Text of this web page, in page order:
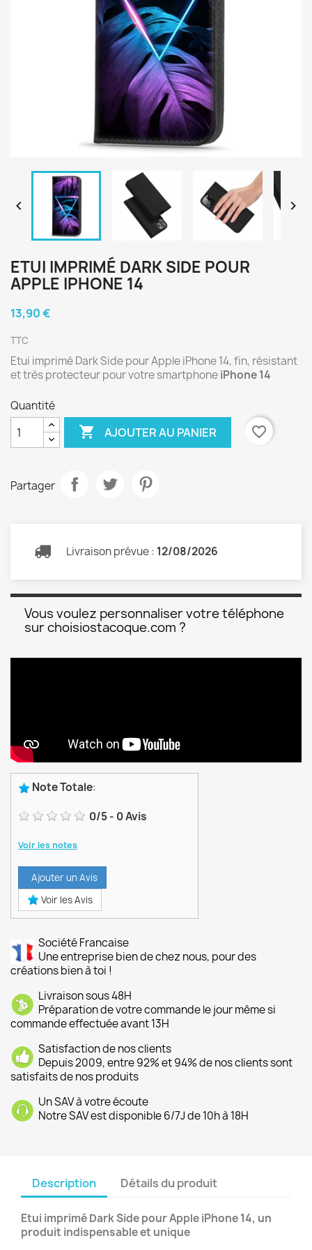
 
ETUI IMPRIMÉ DARK SIDE POUR
APPLE IPHONE 14
13,90 €
TTC
Etui imprimé Dark Side pour Apple iPhone 14, fin, résistant
et très protecteur pour votre smartphoneiPhone 14
Quantité
 AJOUTER AU PANIER favorite_border
Partager
Livraison prévue : 12/08/2026
Vous voulez personnaliser votre téléphone
sur choisiostacoque.com ?
Note Totale:
0/5- 0Avis
Voir les notes
Ajouter un Avis
Voir les Avis
Société Francaise
Une entreprise bien de chez nous, pour des
créations bien à toi !
Livraison sous 48H
Préparation de votre commande le jour même si
commande effectuée avant 13H
Satisfaction de nos clients
Depuis 2009, entre 92% et 94% de nos clients sont
satisfaits de nos produits
Un SAV à votre écoute
Notre SAV est disponible 6/7J de 10h à 18H
Description Détails du produit
Etui imprimé Dark Side pour Apple iPhone 14, un
produit indispensable et unique